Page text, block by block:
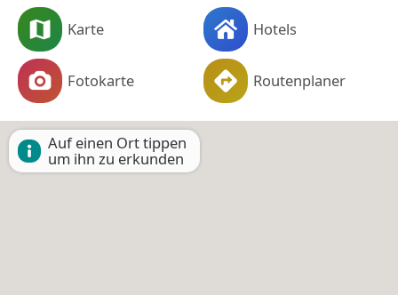
Karte Hotels
Fotokarte Routenplaner
Auf einen Ort tippen
um ihn zu erkunden